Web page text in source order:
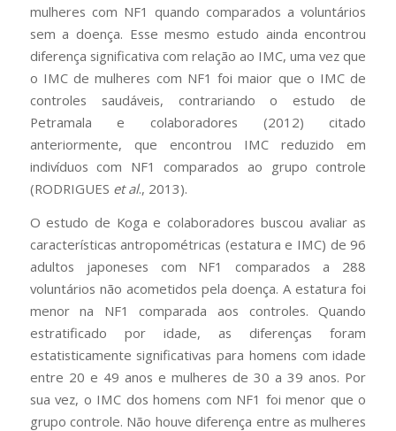
mulheres com NF1 quando comparados a voluntários
sem a doença. Esse mesmo estudo ainda encontrou
diferença significativa com relação ao IMC, uma vez que
o IMC de mulheres com NF1 foi maior que o IMC de
controles saudáveis, contrariando o estudo de
Petramala e colaboradores (2012) citado
anteriormente, que encontrou IMC reduzido em
indivíduos com NF1 comparados ao grupo controle
(RODRIGUES et al., 2013).
O estudo de Koga e colaboradores buscou avaliar as
características antropométricas (estatura e IMC) de 96
adultos japoneses com NF1 comparados a 288
voluntários não acometidos pela doença. A estatura foi
menor na NF1 comparada aos controles. Quando
estratificado por idade, as diferenças foram
estatisticamente significativas para homens com idade
entre 20 e 49 anos e mulheres de 30 a 39 anos. Por
sua vez, o IMC dos homens com NF1 foi menor que o
grupo controle. Não houve diferença entre as mulheres